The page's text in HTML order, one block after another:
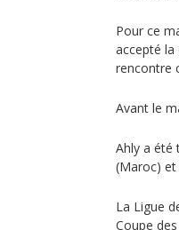
Pour ce
accepté la
rencontre
Avant le
Ahly a été
(Maroc) et
La Ligue
Coupe